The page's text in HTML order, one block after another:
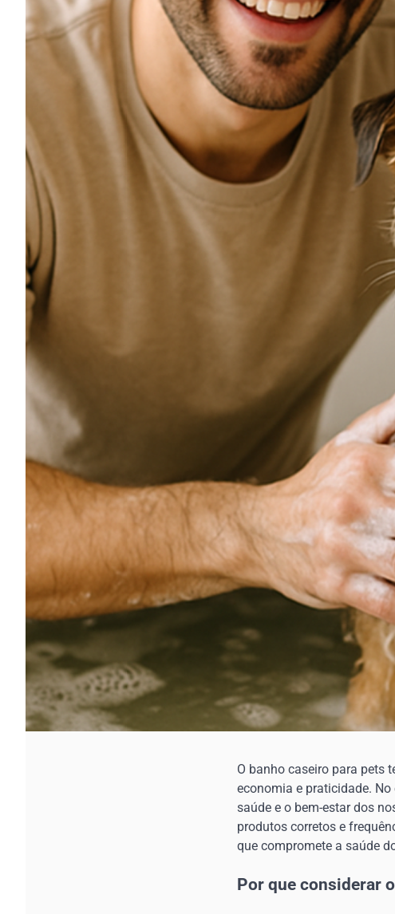
O banho caseiro para pets
economia e praticidade.
saúde e o bem-estar dos
produtos corretos e
que compromete a saúde
Por que considerar